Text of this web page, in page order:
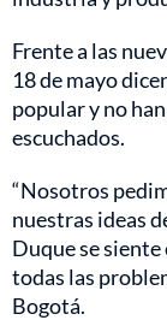
Frente a las
18 de mayo
popular y no
escuchados.
“Nosotros
nuestras ideas
Duque se
todas las
Bogotá.